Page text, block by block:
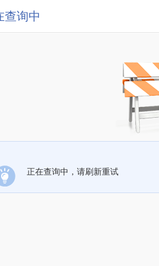
查询中
正在查询中，请刷新重试